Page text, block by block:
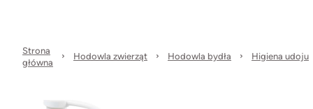
Strona
główna
Hodowla zwierząt Hodowla bydła Higiena udoju